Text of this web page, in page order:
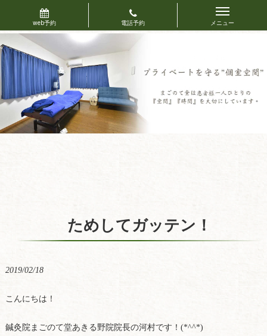
ためしてガッテン！
2019/02/18
こんにちは！
鍼灸院まごのて堂あきる野院院長の河村です！(*^^*)